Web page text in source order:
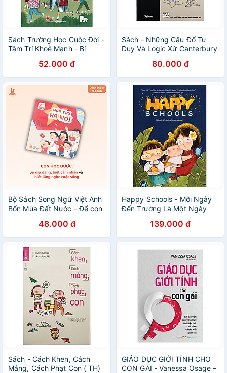
Sách Trường Học Cuộc Đời -
Tâm Trí Khoẻ Mạnh - Bí
Dành Cho Thiếu Niên
52.000 đ
Sách - Những Câu Đố Tư
Duy Và Logic Xứ Canterbury
80.000 đ
Bộ Sách Song Ngữ Việt Anh
Bốn Mùa Đất Nước - Để con
tự hào về quê hương, đất
nước
48.000 đ
Happy Schools - Mỗi Ngày
Đến Trường Là Một Ngày
139.000 đ
Sách - Cách Khen, Cách
Mắng, Cách Phạt Con ( TH)
GIÁO DỤC GIỚI TÍNH CHO
CON GÁI - Vanessa Osage –